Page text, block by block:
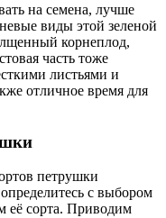
на семена, лучше
виды этой зеленой
корнеплод,
часть тоже
листьями и
отличное время для
петрушки
с выбором
её сорта. Приводим